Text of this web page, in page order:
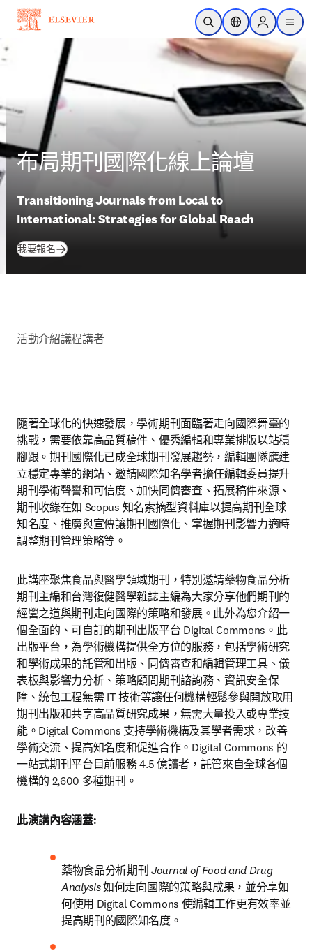
跳到主要內容
公開搜尋位置選擇器Sign in to
menu
布局期刊國際化線上論壇
Transitioning Journals from Local to
International: Strategies for Global Reach
我要報名(打開新的分頁／視窗
活動介紹議程講者
隨著全球化的快速發展，學術期刊面臨著走向國際舞臺的
挑戰，需要依靠高品質稿件、優秀編輯和專業排版以站穩
腳跟。期刊國際化已成全球期刊發展趨勢，編輯團隊應建
立穩定專業的網站、邀請國際知名學者擔任編輯委員提升
期刊學術聲譽和可信度、加快同儕審查、拓展稿件來源、
期刊收錄在如 Scopus 知名索摘型資料庫以提高期刊全球
知名度、推廣與宣傳讓期刊國際化、掌握期刊影響力適時
調整期刊管理策略等。
此講座聚焦食品與醫學領域期刊，特別邀請藥物食品分析
期刊主編和台灣復健醫學雜誌主編為大家分享他們期刊的
經營之道與期刊走向國際的策略和發展。此外為您介紹一
個全面的、可自訂的期刊出版平台 Digital Commons。此
出版平台，為學術機構提供全方位的服務，包括學術研究
和學術成果的託管和出版、同儕審查和編輯管理工具、儀
表板與影響力分析、策略顧問期刊諮詢務、資訊安全保
障、統包工程無需 IT 技術等讓任何機構輕鬆參與開放取用
期刊出版和共享高品質研究成果，無需大量投入或專業技
能。Digital Commons 支持學術機構及其學者需求，改善
學術交流、提高知名度和促進合作。Digital Commons 的
一站式期刊平台目前服務 4.5 億讀者，託管來自全球各個
機構的 2,600 多種期刊。
此演講內容涵蓋:
藥物食品分析期刊 Journal of Food and Drug
Analysis 如何走向國際的策略與成果，並分享如
何使用 Digital Commons 使編輯工作更有效率並
提高期刊的國際知名度。